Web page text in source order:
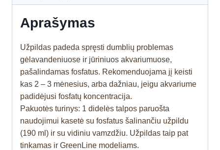
Aprašymas
Užpildas padeda spręsti dumblių problemas
gėlavandeniuose ir jūriniuos akvariumuose,
pašalindamas fosfatus. Rekomenduojama jį keisti
kas 2 – 3 mėnesius, arba dažniau, jeigu akvariume
padidėjusi fosfatų koncentracija.
Pakuotės turinys: 1 didelės talpos paruošta
naudojimui kasetė su fosfatus šalinančiu užpildu
(190 ml) ir su vidiniu vamzdžiu. Užpildas taip pat
tinkamas ir GreenLine modeliams.